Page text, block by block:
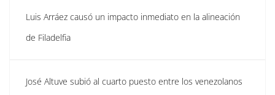
Luis Arráez causó un impacto inmediato en la alineación
de Filadelfia
José Altuve subió al cuarto puesto entre los venezolanos